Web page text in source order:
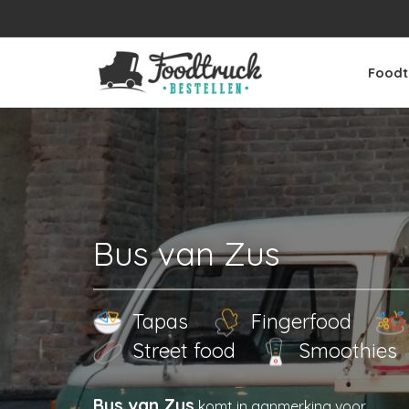
Bus van Zus
Tapas
Fingerfood
Street food
Smoothies